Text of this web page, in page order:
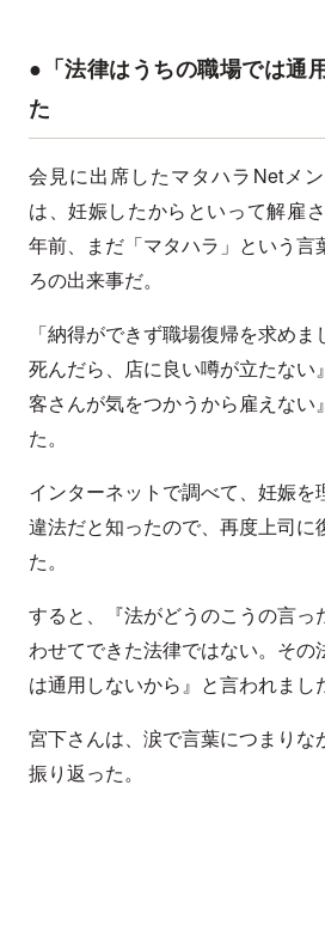
●「法律はうちの職場では通
た
会見に出席したマタハラNetメ
は、妊娠したからといって解雇
年前、まだ「マタハラ」という言
ろの出来事だ。
「納得ができず職場復帰を求め
死んだら、店に良い噂が立たない
客さんが気をつかうから雇えない
た。
インターネットで調べて、妊娠を
違法だと知ったので、再度上司に
た。
すると、『法がどうのこうの言っ
わせてできた法律ではない。その
は通用しないから』と言われまし
宮下さんは、涙で言葉につまりな
振り返った。